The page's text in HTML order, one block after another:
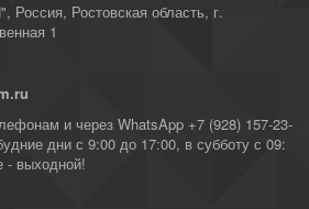
, Россия, Ростовская область, г.
1
и через WhatsApp +7 (928) 157-23-
дни с 9:00 до 17:00, в субботу с 09:
- выходной!